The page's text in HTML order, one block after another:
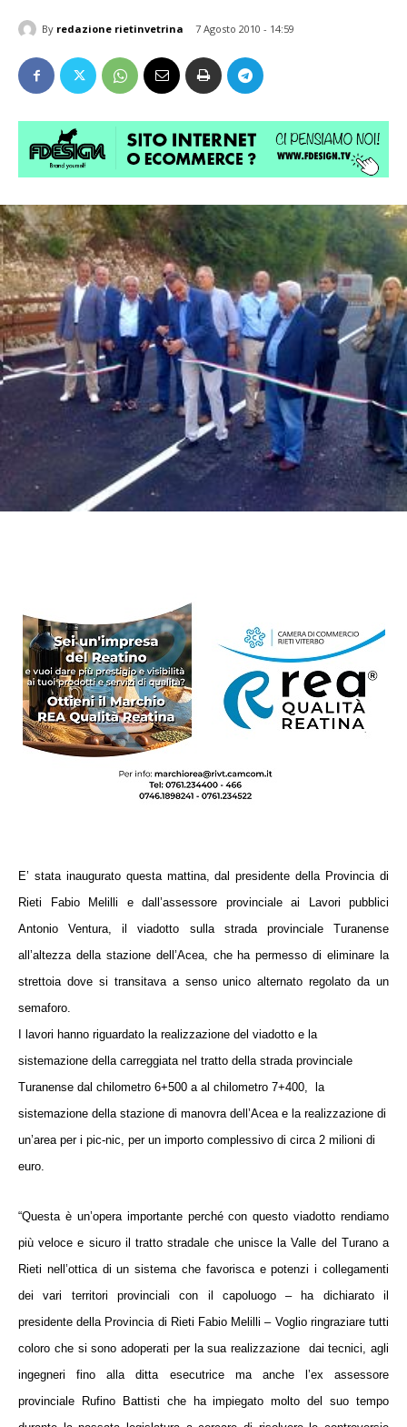
By redazione rietinvetrina 7 Agosto 2010 - 14:59
E’ stata inaugurato questa mattina, dal presidente della Provincia di
Rieti Fabio Melilli e dall’assessore provinciale ai Lavori pubblici
Antonio Ventura, il viadotto sulla strada provinciale Turanense
all’altezza della stazione dell’Acea, che ha permesso di eliminare la
strettoia dove si transitava a senso unico alternato regolato da un
semaforo.
I lavori hanno riguardato la realizzazione del viadotto e la
sistemazione della carreggiata nel tratto della strada provinciale
Turanense dal chilometro 6+500 a al chilometro 7+400,
la
sistemazione della stazione di manovra dell’Acea e la realizzazione di
un’area per i pic-nic, per un importo complessivo di circa 2 milioni di
euro.
“Questa è un’opera importante perché con questo viadotto rendiamo
più veloce e sicuro il tratto stradale che uniscela Valle del Turano a
Rieti nell’ottica di un sistema che favorisca e potenzi i collegamenti
dei vari territori provinciali con il capoluogo – ha dichiarato il
presidente della Provincia di Rieti Fabio Melilli – Voglio ringraziare tutti
coloro che si sono adoperati per la sua realizzazione
dai tecnici, agli
ingegneri fino alla ditta esecutrice ma anche l’ex assessore
provinciale Rufino Battisti che ha impiegato molto del suo tempo